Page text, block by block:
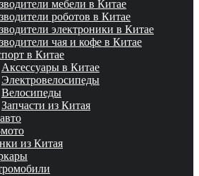
мебели в Китае
роботов в Китае
электроники в Китае
чая и кофе в Китае
в Китае
Аксессуары в Китае
Электровелосипеды
Велосипеды
Запчасти из Китая
из Китая